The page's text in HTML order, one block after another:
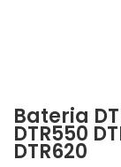
Bateria
DTR550
DTR620